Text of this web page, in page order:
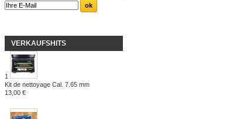
VERKAUFSHITS
1
Kit de nettoyage Cal. 7.65 mm
13,00 €